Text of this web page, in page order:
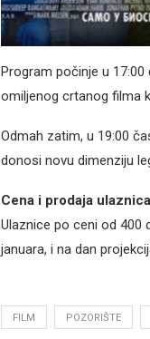
Program počinje u
omiljenog crtanog filma
Odmah zatim, u 19:00
donosi novu dimenziju
Cena i prodaja ulaznica
Ulaznice po ceni od 400
januara, i na dan
FILM POZORIŠTE